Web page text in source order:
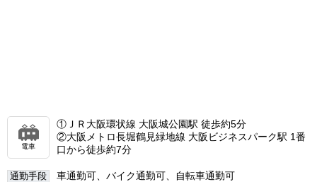
電車
①ＪＲ大阪環状線 大阪城公園駅 徒歩約5分
②大阪メトロ長堀鶴見緑地線 大阪ビジネスパーク駅 1番
口から徒歩約7分
通勤手段 車通勤可、バイク通勤可、自転車通勤可